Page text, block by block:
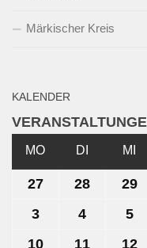
Märkischer Kreis
KALENDER
MO MONTAG
DI DIENSTAG
MI
27 28 29
3
August
4
August
55.
10 11 12